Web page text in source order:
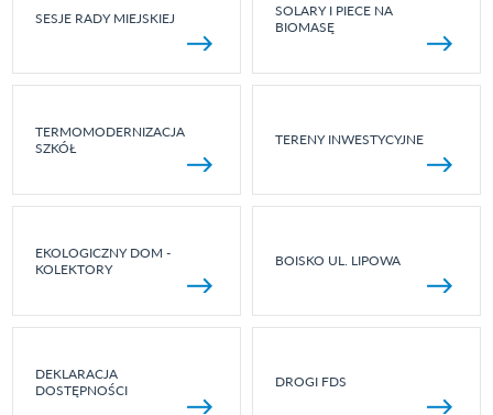
SESJE RADY MIEJSKIEJ
SOLARY I PIECE NA
BIOMASĘ
TERMOMODERNIZACJA
SZKÓŁ
TERENY INWESTYCYJNE
EKOLOGICZNY DOM -
KOLEKTORY
BOISKO UL. LIPOWA
DEKLARACJA
DOSTĘPNOŚCI
DROGI FDS